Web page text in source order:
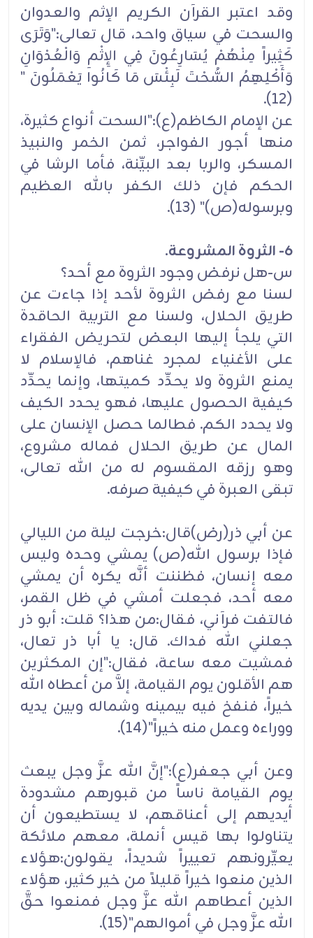
وقد اعتبر القرآن الكريم الإثم والعدوان
والسحت في سياق واحد، قال تعالى:"وَتَرَى
كَثِيراً مِنْهُمْ يُسَارِعُونَ فِي الإِثْمِ وَالْعُدْوَانِ
وَأَكْلِهِمُ السُّحْتَ لَبِئْسَ مَا كَانُوا يَعْمَلُونَ "
(12).
عن الإمام الكاظم(ع):"السحت أنواع كثيرة،
منها أجور الفواجر، ثمن الخمر والنبيذ
المسكر، والربا بعد البيِّنة، فأما الرشا في
الحكم فإن ذلك الكفر بالله العظيم
وبرسوله(ص)" (13).
6- الثروة المشروعة.
س-هل نرفض وجود الثروة مع أحد؟
لسنا مع رفض الثروة لأحد إذا جاءت عن
طريق الحلال، ولسنا مع التربية الحاقدة
التي يلجأ إليها البعض لتحريض الفقراء
على الأغنياء لمجرد غناهم، فالإسلام لا
يمنع الثروة ولا يحدِّد كميتها، وإنما يحدِّد
كيفية الحصول عليها، فهو يحدد الكيف
ولا يحدد الكم. فطالما حصل الإنسان على
المال عن طريق الحلال فماله مشروع،
وهو رزقه المقسوم له من الله تعالى،
تبقى العبرة في كيفية صرفه.
عن أبي ذر(رض)قال:خرجت ليلة من الليالي
فإذا برسول الله(ص) يمشي وحده وليس
معه إنسان، فظننت أنَّه يكره أن يمشي
معه أحد، فجعلت أمشي في ظل القمر،
فالتفت فرآني، فقال:من هذا؟ قلت: أبو ذر
جعلني الله فداك. قال: يا أبا ذر تعال،
فمشيت معه ساعة، فقال:"إن المكثرين
هم الأقلون يوم القيامة، إلاَّ من أعطاه الله
خيراً، فنفخ فيه بيمينه وشماله وبين يديه
ووراءه وعمل منه خيراً"(14).
وعن أبي جعفر(ع):"إنَّ الله عزَّ وجل يبعث
يوم القيامة ناساً من قبورهم مشدودة
أيديهم إلى أعناقهم، لا يستطيعون أن
يتناولوا بها قيس أنملة، معهم ملائكة
يعيِّرونهم تعييراً شديداً، يقولون:هؤلاء
الذين منعوا خيراً قليلاً من خير كثير، هؤلاء
الذين أعطاهم الله عزَّ وجل فمنعوا حقَّ
الله عزَّ وجل في أموالهم"(15).